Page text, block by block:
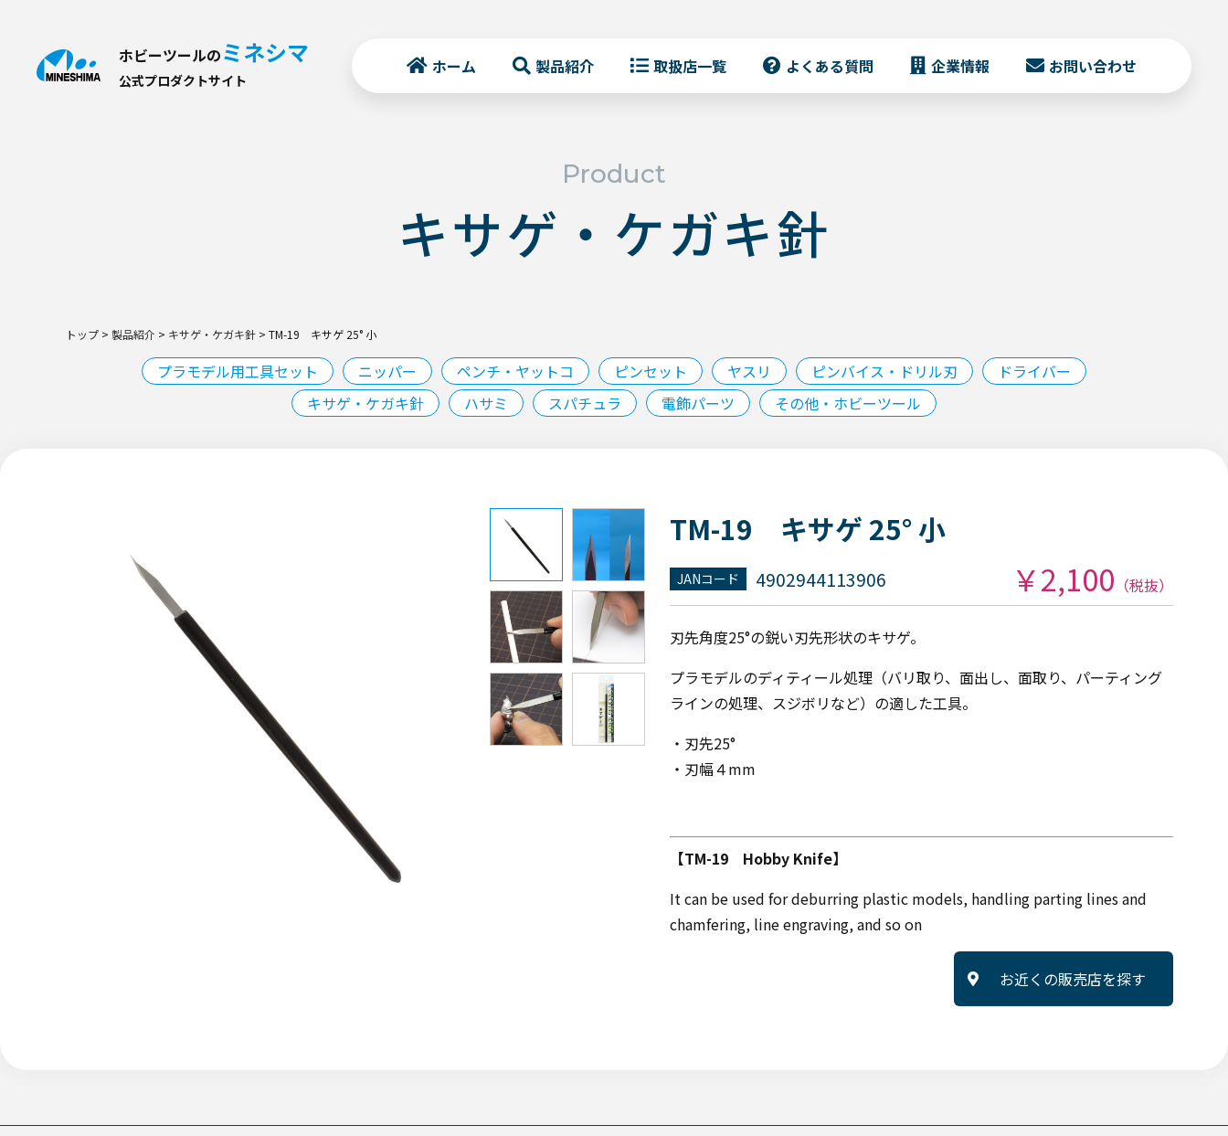
ホビーツールのミネシマ
公式プロダク トサイ ト
ホーム 製品紹介 取扱店一覧 よくある質問 企業情報 お問い合わせ
Product
キサゲ・ケガキ針
トップ > 製品紹介 > キサゲ・ケガキ針 > TM-19 キサゲ 25° 小
プラモデル用工具セット ニッパー ペンチ・ヤットコ ピンセット ヤスリ ピンバイス・ドリル刃
ドライバー
キサゲ・ケガキ針
ハサミ スパチュラ 電飾パーツ その他・ホビーツール
TM-19 キサゲ 25° 小
JANコード 4902944113906 ￥2,100 （税抜）
刃先角度25°の鋭い刃先形状のキサゲ。
プラモデルのディティール処理（バリ取り、面出し、面取り、パーティング
ラインの処理、スジボリなど）の適した工具。
・刃先25°
・刃幅４mm
【TM-19 Hobby Knife】
It can be used for deburring plastic models, handling parting lines and
chamfering, line engraving, and so on
お近くの販売店を探す